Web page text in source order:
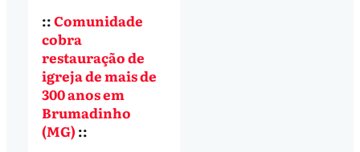
::Comunidade
cobra
restauração de
igreja de mais de
300 anos em
Brumadinho
(MG)::